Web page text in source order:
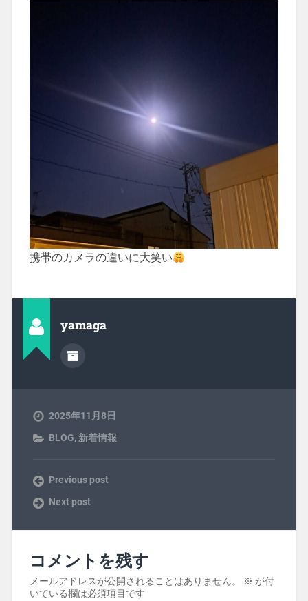
携帯のカメラの違いに大笑い
yamaga
2025年11月8日
BLOG, 新着情報
Previous post
Next post
コメントを残す
メールアドレスが公開されることはありません。 ※ が付
いている欄は必須項目です